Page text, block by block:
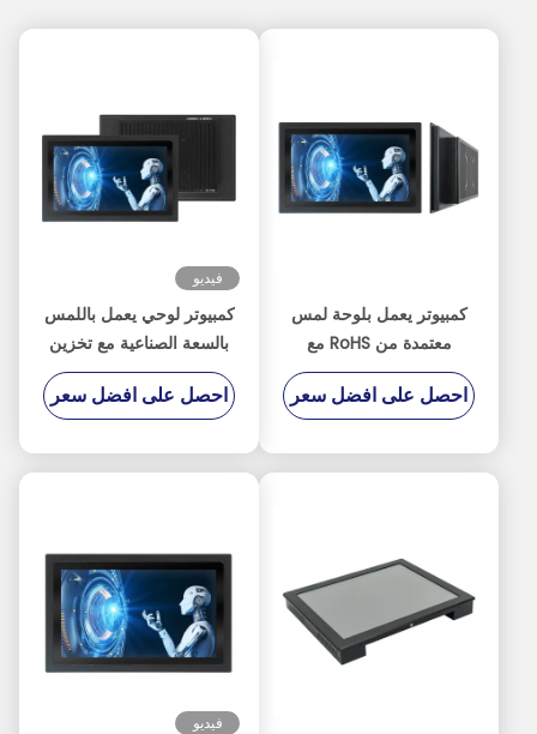
كمبيوتر يعمل بلوحة لمس
معتمدة من RoHS مع
منفذين USB 3.0 I / O
احصل على افضل سعر
فيديو
كمبيوتر لوحي يعمل باللمس
بالسعة الصناعية مع تخزين
128G SSD
احصل على افضل سعر
فيديو